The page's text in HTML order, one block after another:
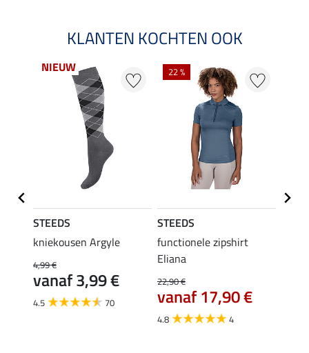
KLANTEN KOCHTEN OOK
NIEUW
STEEDS
kniekousen Argyle
4,99 €
vanaf 3,99 €
4.5 70
22 %
STEEDS
functionele zipshirt
Eliana
22,90 €
vanaf 17,90 €
4.8 4